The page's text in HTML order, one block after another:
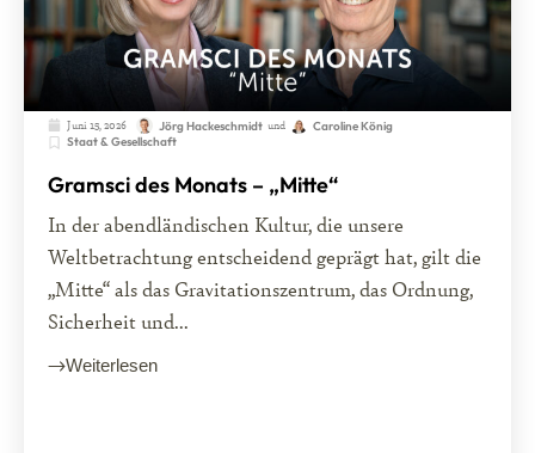
Juni 15, 2026 Jörg Hackeschmidt und
Caroline König
Staat & Gesellschaft
Gramsci des Monats – „Mitte“
In der abendländischen Kultur, die unsere
Weltbetrachtung entscheidend geprägt hat, gilt die
„Mitte“ als das Gravitationszentrum, das Ordnung,
Sicherheit und...
Weiterlesen